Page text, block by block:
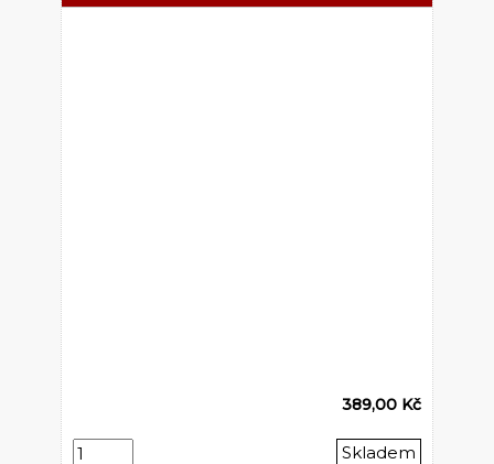
389,00 Kč
Skladem